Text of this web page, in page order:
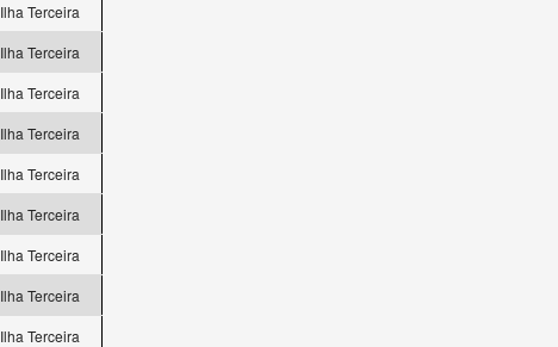
Ilha Terceira
Ilha Terceira
Ilha Terceira
Ilha Terceira
Ilha Terceira
Ilha Terceira
Ilha Terceira
Ilha Terceira
Ilha Terceira